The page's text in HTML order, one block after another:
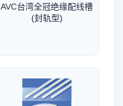
AVC台湾全冠绝缘配线槽
(封轨型)